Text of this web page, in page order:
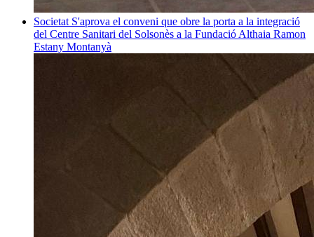
Societat S'aprova el conveni que obre la porta a la integració
del Centre Sanitari del Solsonès a la Fundació Althaia Ramon
Estany Montanyà